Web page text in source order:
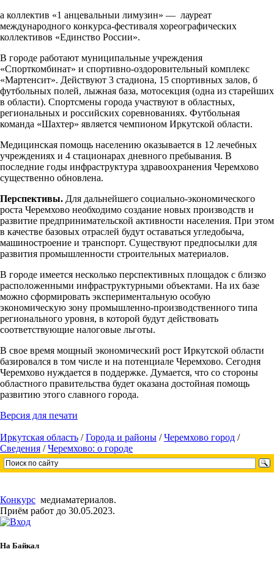
а коллектив «1 анцевальныи лимузин» — лауреат
международного конкурса-фестиваля хореографических
коллективов «Единство России».
В городе работают муниципальные учреждения
«Спорткомбинат» и спортивно-оздоровительный комплекс
«Мартенсит». Действуют 3 ста­диона, 15 спортивных залов, б
футбольных полей, лыжная база, мото­секция (одна из старейших
в области). Спортсмены города участвуют в областных,
региональных и российских соревнованиях. Футбольная
команда «Шахтер» является чемпионом Иркутской области.
Медицинская помощь населению оказывается в 12 лечебных
учреждениях и 4 стационарах дневного пребывания. В
последние годы инфраструктура здравоохранения Черемхово
существенно обновлена.
Перспективы. Для дальнейшего социально-экономического
роста Черемхово необходимо создание новых производств и
развитие пред­принимательской активности населения. При этом
в качестве базовых отраслей будут оставаться угледобыча,
машиностроение и транспорт. Существуют предпосылки для
развития промышленности строительных материалов.
В городе имеется несколько перспективных площадок с близко
расположенными инфраструктурными объектами. На их базе
мож­но сформировать экспериментальную особую
экономическую зону промышленно-производственного типа
регионального уровня, в которой будут действовать
соответствующие налоговые льготы.
В свое время мощный экономический рост Иркутской области
базировался в том числе и на потенциале Черемхово. Сегодня
Черем­хово нуждается в поддержке. Думается, что со стороны
областного правительства будет оказана достойная помощь
развитию этого слав­ного города.
Версия для печати
Иркутская область /Города и районы /Черемхово город /
Сведения /Черемхово: о городе
Конкурс медиаматериалов.
Приём работ до 30.05.2023.
На Байкал